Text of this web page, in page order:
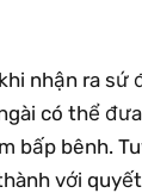
nhận ra sứ
có thể
bấp bênh.
với